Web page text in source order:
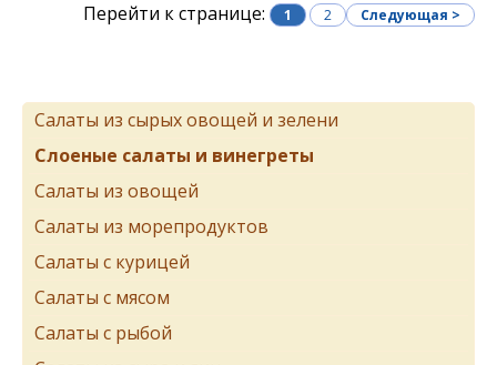
Перейти к странице:
1 2 Следующая >
Салаты из сырых овощей и зелени
Слоеные салаты и винегреты
Салаты из овощей
Салаты из морепродуктов
Салаты с курицей
Салаты с мясом
Салаты с рыбой